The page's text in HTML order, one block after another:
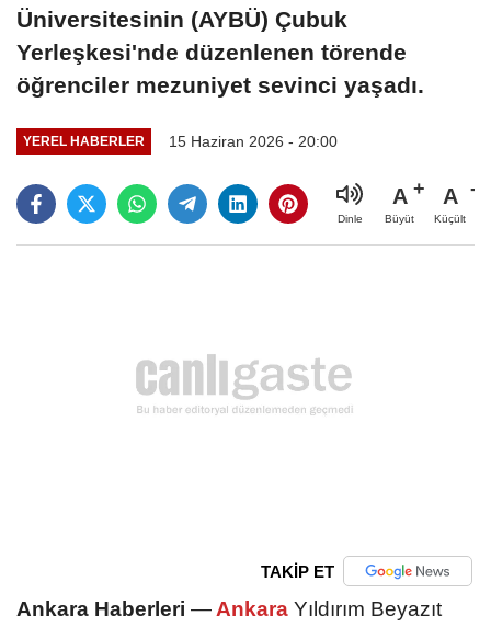
Üniversitesinin (AYBÜ) Çubuk
Yerleşkesi'nde düzenlenen törende
öğrenciler mezuniyet sevinci yaşadı.
YEREL HABERLER 15 Haziran 2026 - 20:00
Dinle
A
Büyüt
A
Küçült
TAKİP ET
Ankara Haberleri —Ankara Yıldırım Beyazıt